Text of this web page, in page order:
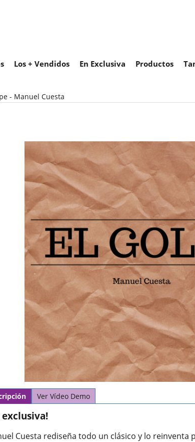
Los + Vendidos En Exclusiva Productos
- Manuel Cuesta
Ver Vídeo Demo
exclusiva!
Cuesta rediseña todo un clásico y lo reinventa